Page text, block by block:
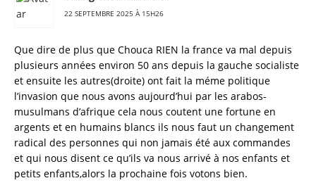
22 SEPTEMBRE 2025 À 15H26
Que dire de plus que Chouca RIEN la france va mal depuis
plusieurs années environ 50 ans depuis la gauche socialiste
et ensuite les autres(droite) ont fait la méme politique
l’invasion que nous avons aujourd’hui par les arabos-
musulmans d’afrique cela nous coutent une fortune en
argents et en humains blancs ils nous faut un changement
radical des personnes qui non jamais été aux commandes
et qui nous disent ce qu’ils va nous arrivé à nos enfants et
petits enfants,alors la prochaine fois votons bien.